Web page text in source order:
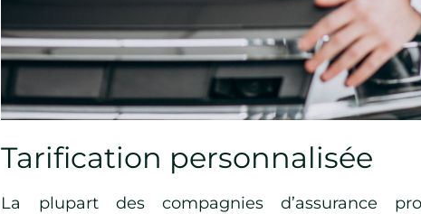
Tarification personnalisée
La plupart des compagnies d’assurance